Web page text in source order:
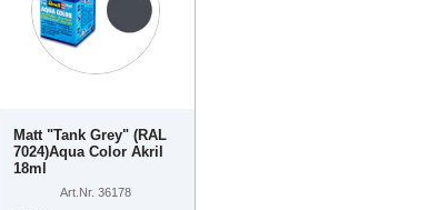
Matt "Tank Grey" (RAL
7024)Aqua Color Akril
18ml
Art.Nr. 36178